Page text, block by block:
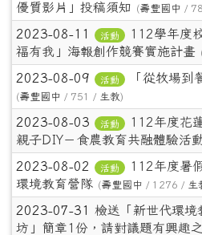
優質影片」投稿須知
(壽豐國中 /
2023-08-11 活動
112學年度
福有我」海報創作競賽實施計畫
2023-08-09 活動 「從牧場到
(壽豐國中 / 751 / 生教)
2023-08-03 活動
112年度花
親子DIY－食農教育共融體驗活
2023-08-02 活動
112年度暑
環境教育營隊 (壽豐國中 / 1276 / 生
2023-07-31 檢送「新世代環境
坊」簡章1份，請對議題有興趣